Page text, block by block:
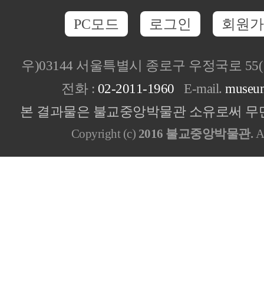
PC모드 로그인 회원
우)03144 서울특별시 종로구 우정국로
전화 : 02-2011-1960 E-mail.
본 결과물은 불교중앙박물관 소유로써
Copyright (c) 2016 불교중앙박물관.